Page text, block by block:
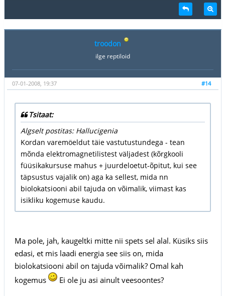
troodon
ilge reptiloid
#14
07-01-2008, 19:37
Tsitaat:
Algselt postitas: Hallucigenia
Kordan varemöeldut täie vastutustundega - tean
mõnda elektromagnetilistest väljadest (kõrgkooli
füüsikakursuse mahus + juurdeloetut-õpitut, kui see
täpsustus vajalik on) aga ka sellest, mida nn
biolokatsiooni abil tajuda on võimalik, viimast kas
isikliku kogemuse kaudu.
Ma pole, jah, kaugeltki mitte nii spets sel alal. Küsiks siis
edasi, et mis laadi energia see siis on, mida
biolokatsiooni abil on tajuda võimalik? Omal kah
kogemus
Ei ole ju asi ainult veesoontes?